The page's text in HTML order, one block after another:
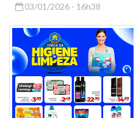
03/01/2026 - 16h38